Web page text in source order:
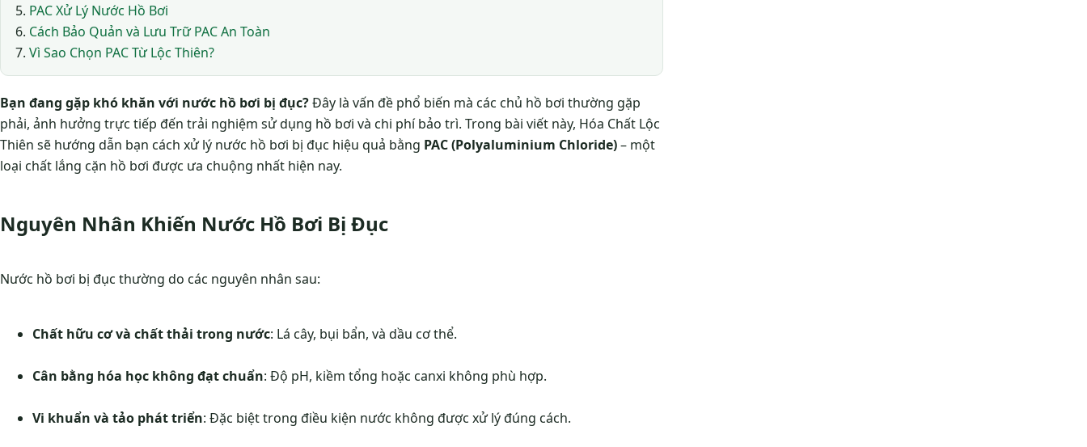
PAC Xử Lý Nước Hồ Bơi
Cách Bảo Quản và Lưu Trữ PAC An Toàn
Vì Sao Chọn PAC Từ Lộc Thiên?
Bạn đang gặp khó khăn với nước hồ bơi bị đục?Đây là vấn đề phổ biến mà các chủ hồ bơi thường gặp
phải, ảnh hưởng trực tiếp đến trải nghiệm sử dụng hồ bơi và chi phí bảo trì. Trong bài viết này, Hóa Chất Lộc
Thiên sẽ hướng dẫn bạn cách xử lý nước hồ bơi bị đục hiệu quả bằng PAC (Polyaluminium Chloride)– một
loại chất lắng cặn hồ bơi được ưa chuộng nhất hiện nay.
Nguyên Nhân Khiến Nước Hồ Bơi Bị Đục
Nước hồ bơi bị đục thường do các nguyên nhân sau:
Chất hữu cơ và chất thải trong nước: Lá cây, bụi bẩn, và dầu cơ thể.
Cân bằng hóa học không đạt chuẩn: Độ pH, kiềm tổng hoặc canxi không phù hợp.
Vi khuẩn và tảo phát triển: Đặc biệt trong điều kiện nước không được xử lý đúng cách.